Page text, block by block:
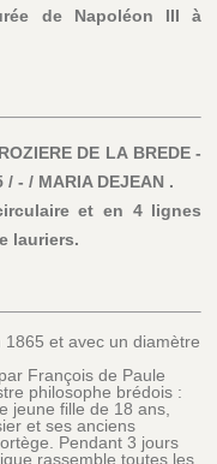
de Napoléon III à
DE LA BREDE -
/ - / MARIA DEJEAN .
et en 4 lignes
lauriers.
et avec un diamètre
François de Paule
philosophe brédois :
jeune fille de 18 ans,
et ses anciens
Pendant 3 jours
rassemble toutes les